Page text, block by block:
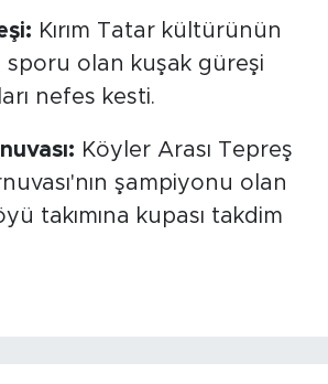
Kırım Tatar kültürünün
sporu olan kuşak güreşi
nefes kesti.
Köyler Arası Tepreş
şampiyonu olan
takımına kupası takdim